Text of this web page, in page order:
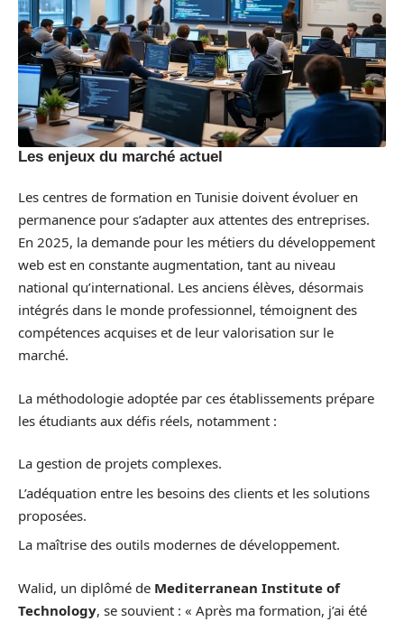
Les enjeux du marché actuel
Les centres de formation en Tunisie doivent évoluer en
permanence pour s’adapter aux attentes des entreprises.
En 2025, la demande pour les métiers du développement
web est en constante augmentation, tant au niveau
national qu’international. Les anciens élèves, désormais
intégrés dans le monde professionnel, témoignent des
compétences acquises et de leur valorisation sur le
marché.
La méthodologie adoptée par ces établissements prépare
les étudiants aux défis réels, notamment :
La gestion de projets complexes.
L’adéquation entre les besoins des clients et les solutions
proposées.
La maîtrise des outils modernes de développement.
Walid, un diplômé de Mediterranean Institute of
Technology, se souvient : « Après ma formation, j’ai été